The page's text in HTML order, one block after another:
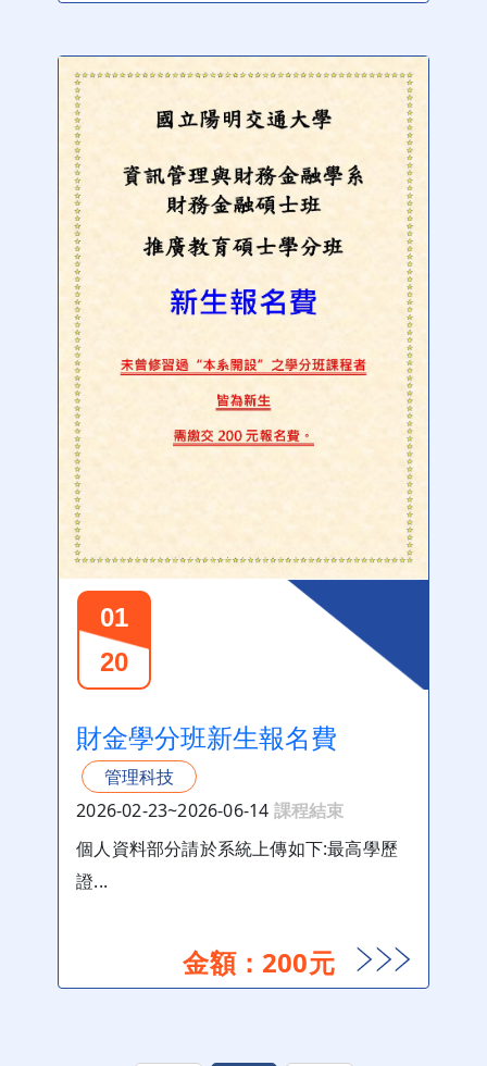
01
20
財金學分班新生報名費
管理科技
2026-02-23~2026-06-14 課程結束
個人資料部分請於系統上傳如下:最高學歷
證...
金額：200元